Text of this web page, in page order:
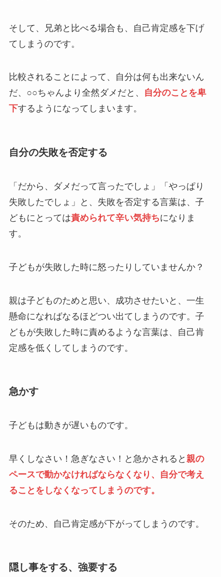
そして、兄弟と比べる場合も、自己肯定感を下げ
てしまうのです。
比較されることによって、自分は何も出来ないん
だ、○○ちゃんより全然ダメだと、
自分のことを卑
下するようになってしまいます。
自分の失敗を否定する
「だから、ダメだって言ったでしょ」「やっぱり
失敗したでしょ」と、失敗を否定する言葉は、子
どもにとっては責められて辛い気持ちになりま
す。
子どもが失敗した時に怒ったりしていませんか？
親は子どものためと思い、成功させたいと、一生
懸命になればなるほどつい出てしまうのです。子
どもが失敗した時に責めるような言葉は、自己肯
定感を低くしてしまうのです。
急かす
子どもは動きが遅いものです。
早くしなさい！急ぎなさい！と急かされると 親の
ペースで動かなければならなくなり、自分で考え
ることをしなくなってしまうのです。
そのため、自己肯定感が下がってしまうのです。
隠し事をする、強要する